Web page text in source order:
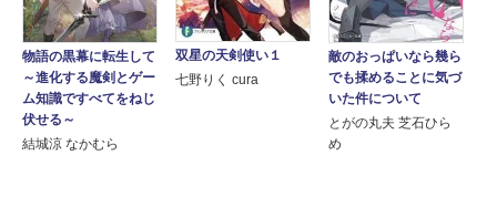
物語の黒幕に転生して
～進化する魔剣とゲー
ム知識ですべてをねじ
伏せる～
結城涼 なかむら
双星の天剣使い１
七野りく cura
敵のおっぱいなら幾ら
でも揉めることに気づ
いた件について
とがの丸夫 芝石ひら
め